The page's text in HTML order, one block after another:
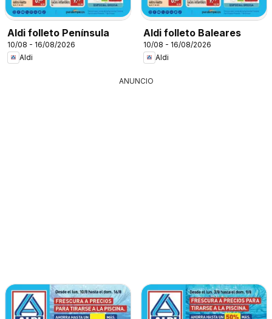
Aldi folleto Península
10/08 - 16/08/2026
Aldi
Aldi folleto Baleares
10/08 - 16/08/2026
Aldi
ANUNCIO